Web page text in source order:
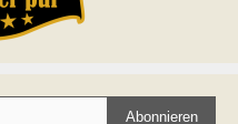
Abonnieren